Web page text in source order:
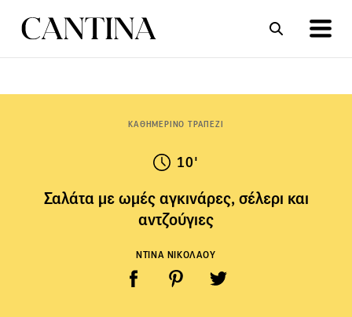
ΚΑΘΗΜΕΡΙΝΟ ΤΡΑΠΕΖΙ
10'
Σαλάτα με ωμές αγκινάρες, σέλερι και
αντζούγιες
ΝΤΙΝΑ ΝΙΚΟΛΑΟΥ